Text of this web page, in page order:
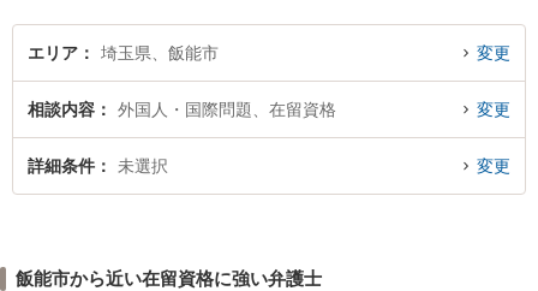
エリア 埼玉県、飯能市 変更
相談内容 外国人・国際問題、在留資格 変更
詳細条件 未選択 変更
飯能市から近い在留資格に強い弁護士